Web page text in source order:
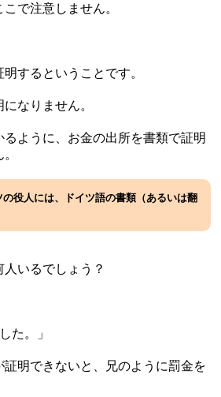
で注意しません。
するということです。
なりません。
るように、お金の出所を書類で証明
役人には、ドイツ語の書類（あるいは翻
いるでしょう？
た。」
証明できないと、兄のように罰金を